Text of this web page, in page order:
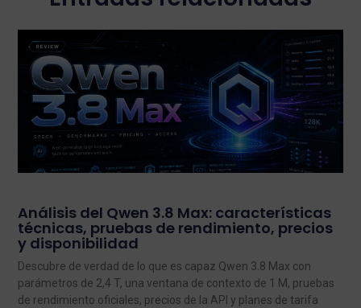
Análisis del Qwen 3.8 Max: características
técnicas, pruebas de rendimiento, precios
y disponibilidad
Descubre de verdad de lo que es capaz Qwen 3.8 Max con
parámetros de 2,4 T, una ventana de contexto de 1 M, pruebas
de rendimiento oficiales, precios de la API y planes de tarifa